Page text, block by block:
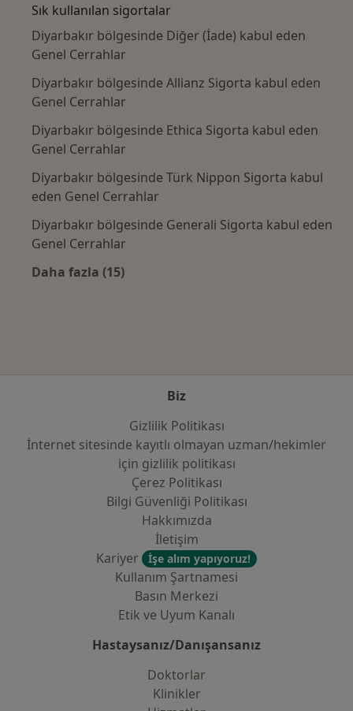
Sık kullanılan sigortalar
Diyarbakır bölgesinde Diğer (İade) kabul eden
Genel Cerrahlar
Diyarbakır bölgesinde Allianz Sigorta kabul eden
Genel Cerrahlar
Diyarbakır bölgesinde Ethica Sigorta kabul eden
Genel Cerrahlar
Diyarbakır bölgesinde Türk Nippon Sigorta kabul
eden Genel Cerrahlar
Diyarbakır bölgesinde Generali Sigorta kabul eden
Genel Cerrahlar
Daha fazla (15)
Biz
Gizlilik Politikası
İnternet sitesinde kayıtlı olmayan uzman/hekimler
i̇çin gizlilik politikası
Çerez Politikası
Bilgi Güvenliği Politikası
Hakkımızda
İletişim
Kariyer
İşe alım yapıyoruz!
Kullanım Şartnamesi
Basın Merkezi
Etik ve Uyum Kanalı
Hastaysanız/Danışansanız
Doktorlar
Klinikler